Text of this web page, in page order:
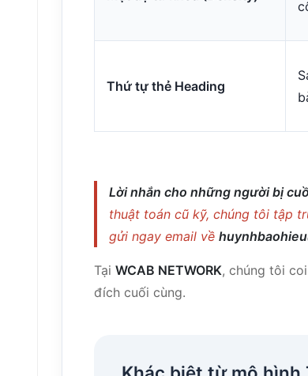
Thứ tự thẻ Heading
Lời nhắn cho những người bị
thuật toán cũ kỹ, chúng tôi tập
gửi ngay email về
Tại WCAB NETWORK, chúng tôi
đích cuối cùng.